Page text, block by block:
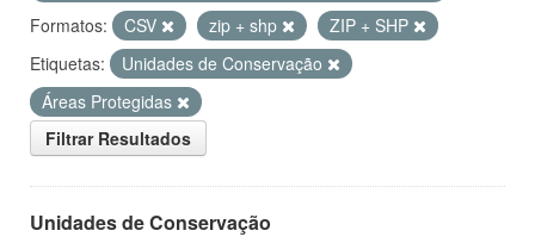
Formatos:
CSV zip + shp
ZIP + SHP
Etiquetas:
Unidades de Conservação
Áreas Protegidas
Filtrar Resultados
Unidades de Conservação